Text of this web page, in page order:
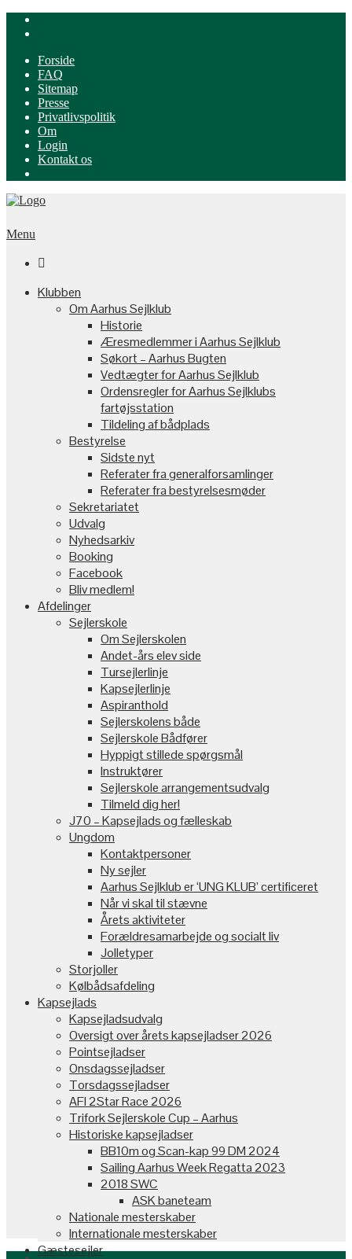
Forside
FAQ
Sitemap
Presse
Privatlivspolitik
Om
Login
Kontakt os
Menu

Klubben
Om Aarhus Sejlklub
Historie
Æresmedlemmer i Aarhus Sejlklub
Søkort – Aarhus Bugten
Vedtægter for Aarhus Sejlklub
Ordensregler for Aarhus Sejlklubs
fartøjsstation
Tildeling af bådplads
Bestyrelse
Sidste nyt
Referater fra generalforsamlinger
Referater fra bestyrelsesmøder
Sekretariatet
Udvalg
Nyhedsarkiv
Booking
Facebook
Bliv medlem!
Afdelinger
Sejlerskole
Om Sejlerskolen
Andet-års elev side
Tursejlerlinje
Kapsejlerlinje
Aspiranthold
Sejlerskolens både
Sejlerskole Bådfører
Hyppigt stillede spørgsmål
Instruktører
Sejlerskole arrangementsudvalg
Tilmeld dig her!
J70 – Kapsejlads og fælleskab
Ungdom
Kontaktpersoner
Ny sejler
Aarhus Sejlklub er ‘UNG KLUB’ certificeret
Når vi skal til stævne
Årets aktiviteter
Forældresamarbejde og socialt liv
Jolletyper
Storjoller
Kølbådsafdeling
Kapsejlads
Kapsejladsudvalg
Oversigt over årets kapsejladser 2026
Pointsejladser
Onsdagssejladser
Torsdagssejladser
AFI 2Star Race 2026
Trifork Sejlerskole Cup – Aarhus
Historiske kapsejladser
BB10m og Scan-kap 99 DM 2024
Sailing Aarhus Week Regatta 2023
2018 SWC
ASK baneteam
Nationale mesterskaber
Internationale mesterskaber
Gæstesejler